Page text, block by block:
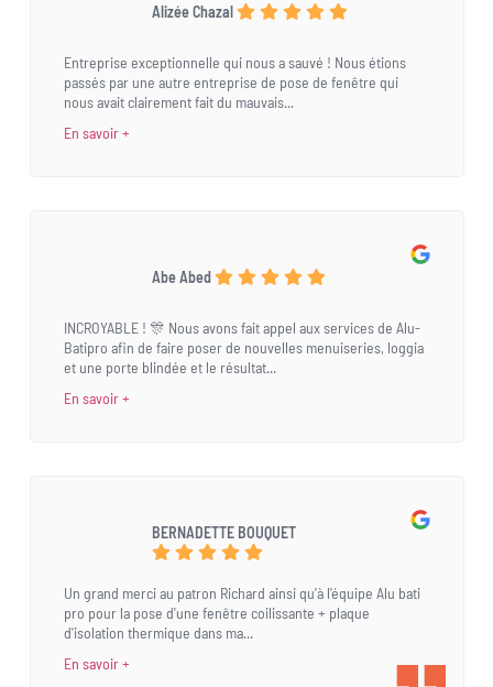
Alizée Chazal
Entreprise exceptionnelle qui nous a sauvé ! Nous étions
passés par une autre entreprise de pose de fenêtre qui
nous avait clairement fait du mauvais...
En savoir +
Abe Abed
INCROYABLE ! 🎊 Nous avons fait appel aux services de Alu-
Batipro afin de faire poser de nouvelles menuiseries, loggia
et une porte blindée et le résultat...
En savoir +
BERNADETTE BOUQUET
Un grand merci au patron Richard ainsi qu'à l'équipe Alu bati
pro pour la pose d'une fenêtre coilissante + plaque
d'isolation thermique dans ma...
En savoir +